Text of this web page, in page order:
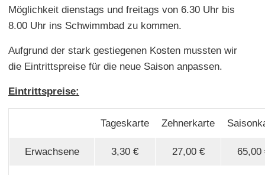
Möglichkeit dienstags und freitags von 6.30 Uhr bis
8.00 Uhr ins Schwimmbad zu kommen.
Aufgrund der stark gestiegenen Kosten mussten wir
die Eintrittspreise für die neue Saison anpassen.
Eintrittspreise:
Tageskarte Zehnerkarte
Erwachsene 3,30 € 27,00 € 65,00